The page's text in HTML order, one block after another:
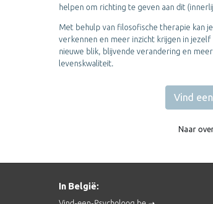
helpen om richting te geven aan dit
Met behulp van filosofische therapie kan
verkennen en meer inzicht krijgen in
nieuwe blik, blijvende verandering en
levenskwaliteit.
Vind
Naar
In België: